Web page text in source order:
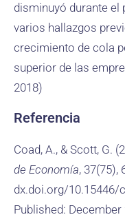
disminuyó durante
varios hallazgos
crecimiento de cola
superior de las
2018)
Referencia
Coad, A., & Scott, G.
de Economía, 37(75),
dx.doi.org/10.15446/
Published: December